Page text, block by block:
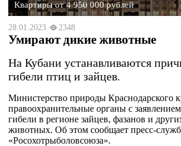
Квартиры от 4 950 000 рублей
28.01.2023 2348
Умирают дикие животные
На Кубани устанавливаются
гибели птиц и зайцев.
Министерство природы Краснодарского
правоохранительные органы с
гибели в регионе зайцев, фазанов и
животных. Об этом сообщает пресс-
«Росохотрыболовсоюза».